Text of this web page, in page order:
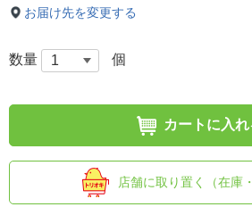
お届け先を変更する
数量 個
カートに入れ
店舗に取り置く（在庫